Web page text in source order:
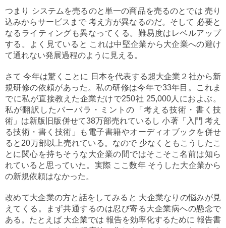
つまり システムを売るのと単一の商品を売るのとでは 売り
込みからサービスまで 考え方が異なるのだ。そして 必要と
なるライティングも異なってくる。難易度はレベルアップ
する。よく見ていると これは中堅企業から大企業への避け
て通れない発展過程のように見える。
さて 今年は驚くことに 日本を代表する超大企業２社から新
規研修の依頼があった。私の研修は今年で33年目。これま
でに私が直接教えた企業だけで250社 25,000人におよぶ。
私が翻訳したバーバラ・ミントの「考える技術・書く技
術」は新版旧版併せて38万部売れているし 小著「入門 考え
る技術・書く技術」も電子書籍やオーディオブックを併せ
ると20万部以上売れている。なので 少なくともこうしたこ
とに関心を持ちそうな大企業の間ではそこそこ名前は知ら
れていると思っていた。実際 ここ数年 そうした大企業から
の新規依頼はなかった。
改めて大企業の方と話をしてみると 大企業なりの悩みが見
えてくる。まず共通するのは忍び寄る大企業病への懸念で
ある。たとえば 大企業では 報告を効率化するために 報告書